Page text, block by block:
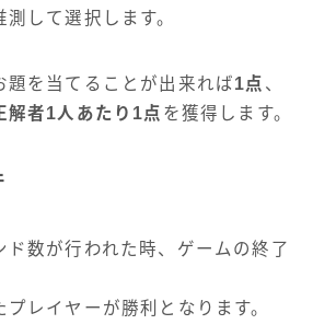
測して選択します。
題を当てることが出来れば1点 、
解者1人あたり1点 を獲得します。
ド数が行われた時、ゲームの終了
レイヤーが勝利となります。